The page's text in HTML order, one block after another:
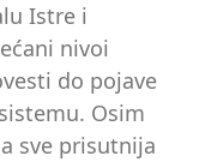
Istre i
nivoi
do pojave
Osim
sve prisutnija